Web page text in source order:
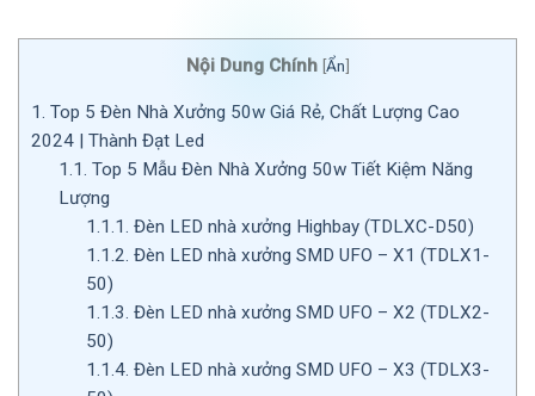
Nội Dung Chính [Ẩn]
1. Top 5 Đèn Nhà Xưởng 50w Giá Rẻ, Chất Lượng Cao
2024 | Thành Đạt Led
1.1. Top 5 Mẫu Đèn Nhà Xưởng 50w Tiết Kiệm Năng
Lượng
1.1.1. Đèn LED nhà xưởng Highbay (TDLXC-D50)
1.1.2. Đèn LED nhà xưởng SMD UFO – X1 (TDLX1-
50)
1.1.3. Đèn LED nhà xưởng SMD UFO – X2 (TDLX2-
50)
1.1.4. Đèn LED nhà xưởng SMD UFO – X3 (TDLX3-